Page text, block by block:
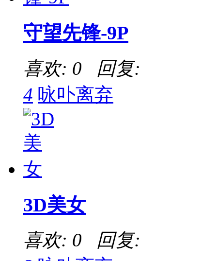
守望先锋-9P
喜欢: 0 回复:
4 咏卟离弃
3D美女
喜欢: 0 回复: